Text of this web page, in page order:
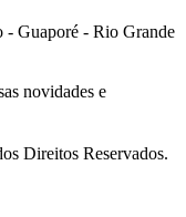
- Guaporé - Rio Grande
novidades e
Direitos Reservados.